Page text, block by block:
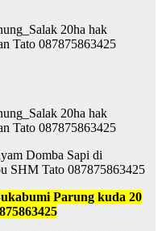
20ha hak
Tato 087875863425
20ha hak
Tato 087875863425
Domba Sapi di
SHM Tato 087875863425
Parung kuda 20